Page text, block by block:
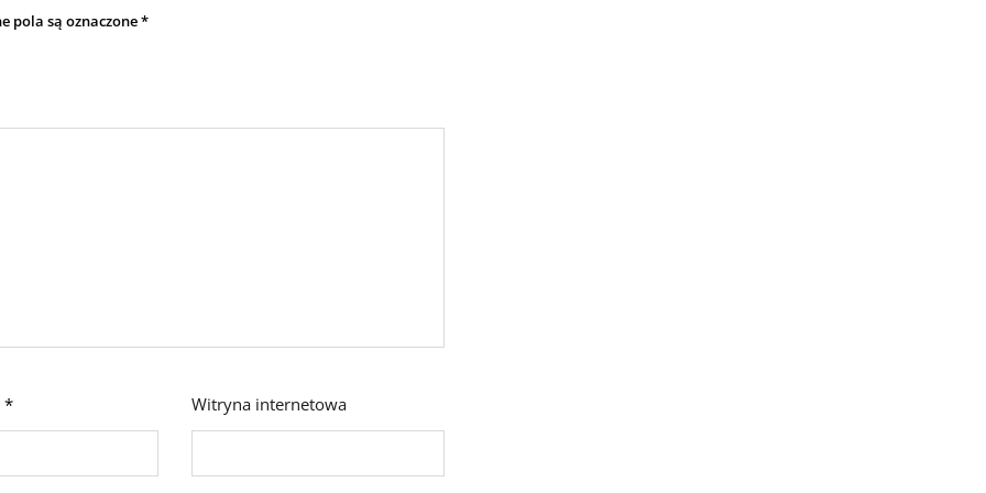
pola są oznaczone*
* Witryna internetowa